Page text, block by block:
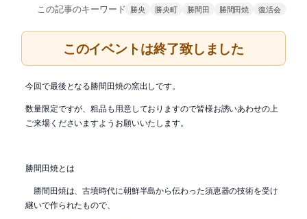
この記事のキーワード 勝央 勝央町 勝間田 勝間田焼 復活会
このイベントは終了致しました
今回で最後となる勝間田焼の窯出しです。
数量限定ですが、粗品も用意しておりますので皆様お誘いあわせの上
ご来場くださいますようお願いいたします。
勝間田焼とは
勝間田焼は、古墳時代に朝鮮半島から伝わった須恵器の技術を受け
継いで作られたもので、